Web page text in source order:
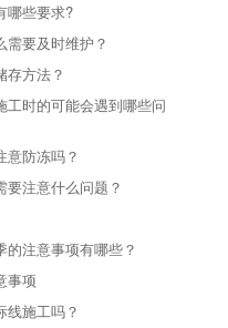
哪些要求?
需要及时维护？
存方法？
工时的可能会遇到哪些问
意防冻吗？
注意什么问题？
的注意事项有哪些？
事项
线施工吗？